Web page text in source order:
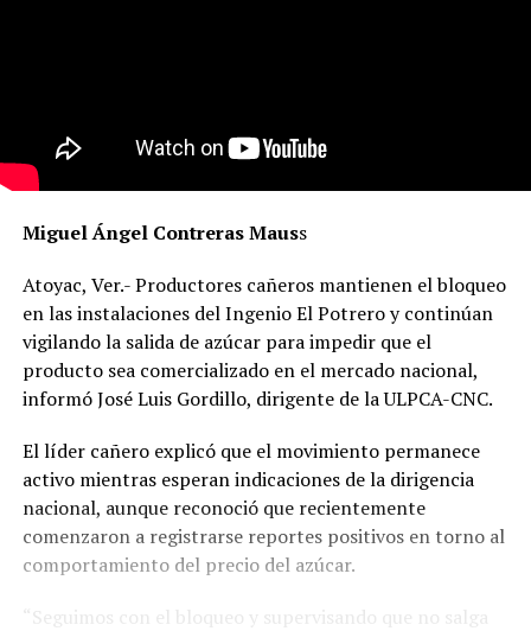
Miguel Ángel Contreras Mauss
Atoyac, Ver.- Productores cañeros mantienen el bloqueo
en las instalaciones del Ingenio El Potrero y continúan
vigilando la salida de azúcar para impedir que el
producto sea comercializado en el mercado nacional,
informó José Luis Gordillo, dirigente de la ULPCA-CNC.
El líder cañero explicó que el movimiento permanece
activo mientras esperan indicaciones de la dirigencia
nacional, aunque reconoció que recientemente
comenzaron a registrarse reportes positivos en torno al
comportamiento del precio del azúcar.
“Seguimos con el bloqueo y supervisando que no salga